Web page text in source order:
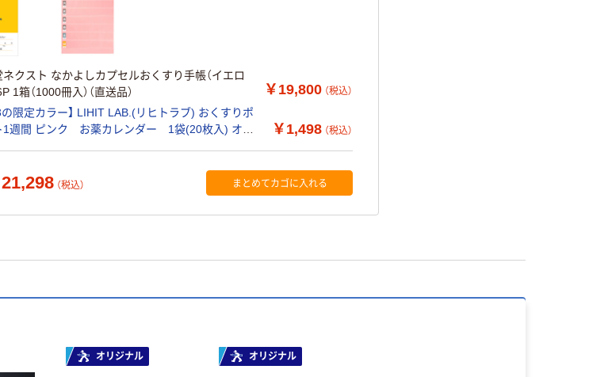
ネクスト なかよしカプセルおくすり手帳（イエロ
1箱（1000冊入）（直送品）
￥19,800 （税込）
の限定カラー】 LIHIT LAB.(リヒトラブ) おくすりポ
1週間 ピンク お薬カレンダー 1袋(20枚入) オリ
￥1,498 （税込）
（税込） まとめてカゴに入れる
オリジナル オリジナル